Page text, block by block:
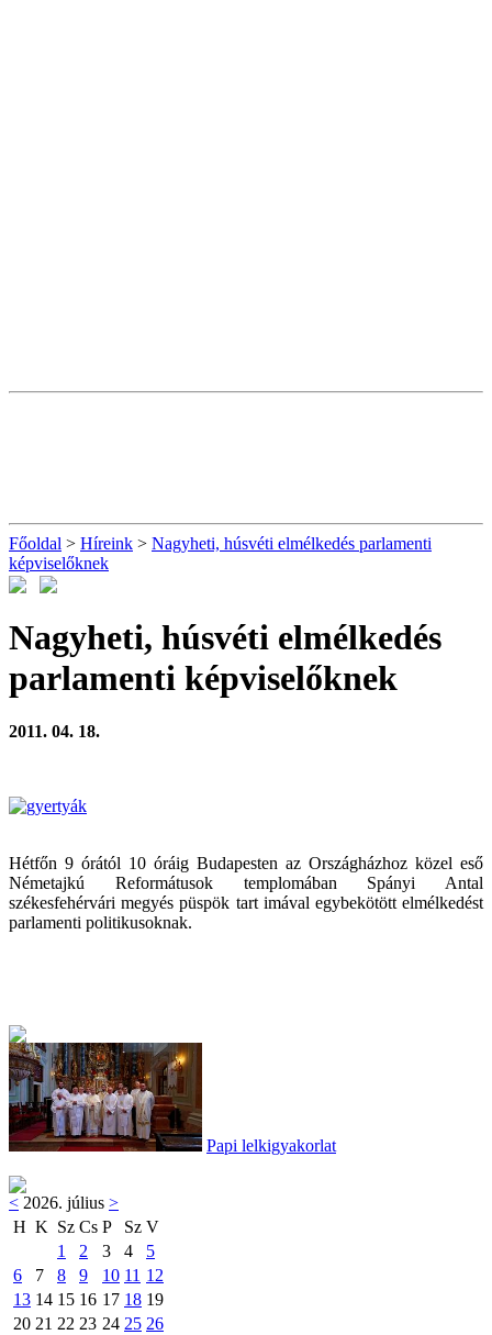
Főoldal > Híreink > Nagyheti, húsvéti elmélkedés parlamenti
képviselőknek
Nagyheti, húsvéti elmélkedés
parlamenti képviselőknek
2011. 04. 18.
Hétfőn 9 órától 10 óráig Budapesten az Országházhoz közel eső
Németajkú Reformátusok templomában Spányi Antal
székesfehérvári megyés püspök tart imával egybekötött elmélkedést
parlamenti politikusoknak.
Papi lelkigyakorlat
< 2026. július >
H K Sz Cs P Sz V
1
2 3 4
5
6
7 8 9 10 11 12
13 14 15 16 17 18 19
20 21 22 23 24 25 26